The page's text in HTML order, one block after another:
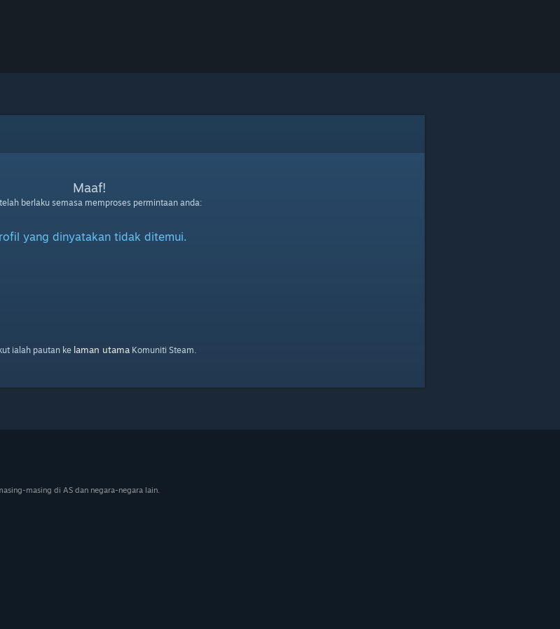
Maaf!
berlaku semasa memproses permintaan anda:
yang dinyatakan tidak ditemui.
ialah pautan ke laman utamaKomuniti Steam.
masing di AS dan negara-negara lain.